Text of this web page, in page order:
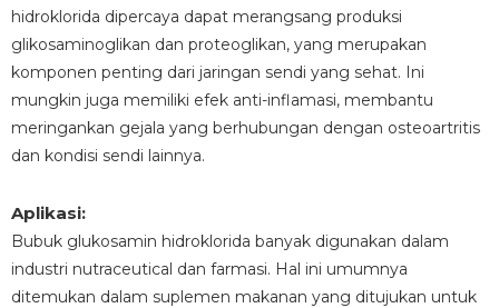
hidroklorida dipercaya dapat merangsang produksi
glikosaminoglikan dan proteoglikan, yang merupakan
komponen penting dari jaringan sendi yang sehat. Ini
mungkin juga memiliki efek anti-inflamasi, membantu
meringankan gejala yang berhubungan dengan osteoartritis
dan kondisi sendi lainnya.
Aplikasi:
Bubuk glukosamin hidroklorida banyak digunakan dalam
industri nutraceutical dan farmasi. Hal ini umumnya
ditemukan dalam suplemen makanan yang ditujukan untuk